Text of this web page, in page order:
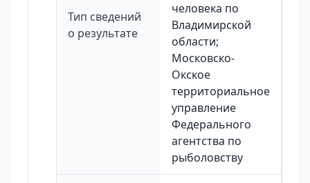
Тип сведений
о результате
человека по
Владимирской
области;
Московско-
Окское
территориальное
управление
Федерального
агентства по
рыболовству